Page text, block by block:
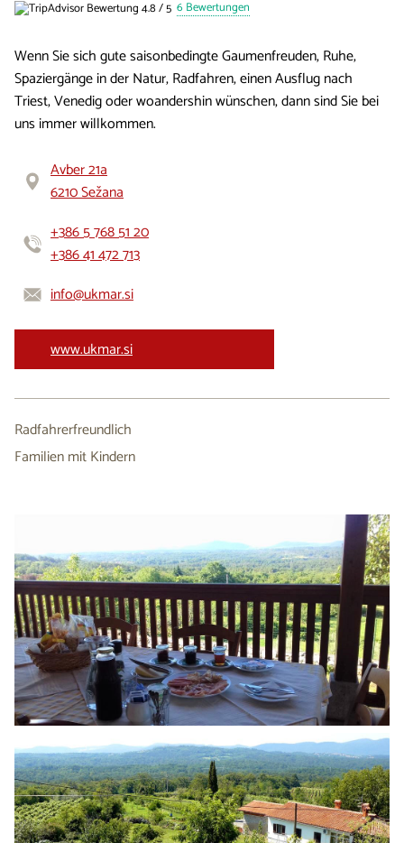
6 Bewertungen
Wenn Sie sich gute saisonbedingte Gaumenfreuden, Ruhe,
Spaziergänge in der Natur, Radfahren, einen Ausflug nach
Triest, Venedig oder woandershin wünschen, dann sind Sie bei
uns immer willkommen.
Avber 21a
6210 Sežana
+386 5 768 51 20
+386 41 472 713
info@ukmar.si
www.ukmar.si
Radfahrerfreundlich
Familien mit Kindern